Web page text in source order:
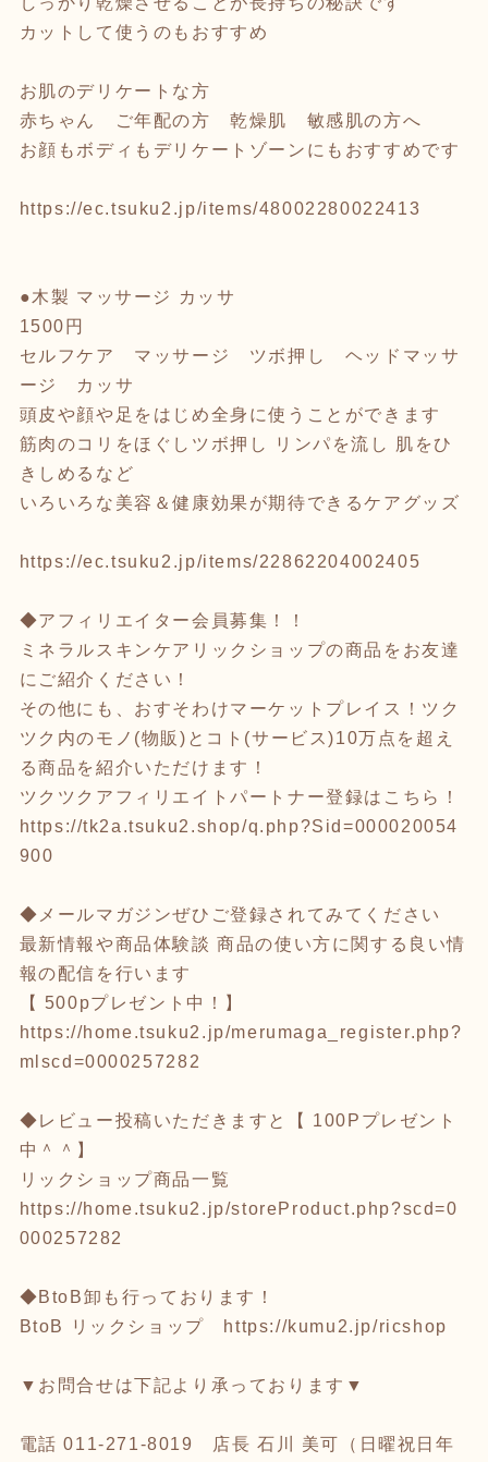
カットして使うのもおすすめ
お肌のデリケートな方
赤ちゃん ご年配の方 乾燥肌 敏感肌の方へ
お顔もボディもデリケートゾーンにもおすすめです
https://ec.tsuku2.jp/items/48002280022413
●木製 マッサージ カッサ
1500円
セルフケア マッサージ ツボ押し ヘッドマッサ
ージ カッサ
頭皮や顔や足をはじめ全身に使うことができます
筋肉のコリをほぐしツボ押し リンパを流し 肌をひ
きしめるなど
いろいろな美容＆健康効果が期待できるケアグッズ
https://ec.tsuku2.jp/items/22862204002405
◆アフィリエイター会員募集！！
ミネラルスキンケアリックショップの商品をお友達
にご紹介ください！
その他にも、おすそわけマーケットプレイス！ツク
ツク内のモノ(物販)とコト(サービス)10万点を超え
る商品を紹介いただけます！
ツクツクアフィリエイトパートナー登録はこちら！
https://tk2a.tsuku2.shop/q.php?Sid=000020054
900
◆メールマガジンぜひご登録されてみてください
最新情報や商品体験談 商品の使い方に関する良い情
報の配信を行います
【 500pプレゼント中！】
https://home.tsuku2.jp/merumaga_register.php?
mlscd=0000257282
◆レビュー投稿いただきますと【 100Pプレゼント
中＾＾】
リックショップ商品一覧
https://home.tsuku2.jp/storeProduct.php?scd=0
000257282
◆BtoB卸も行っております！
BtoB リックショップ https://kumu2.jp/ricshop
▼お問合せは下記より承っております▼
電話 011-271-8019 店長 石川 美可（日曜祝日年